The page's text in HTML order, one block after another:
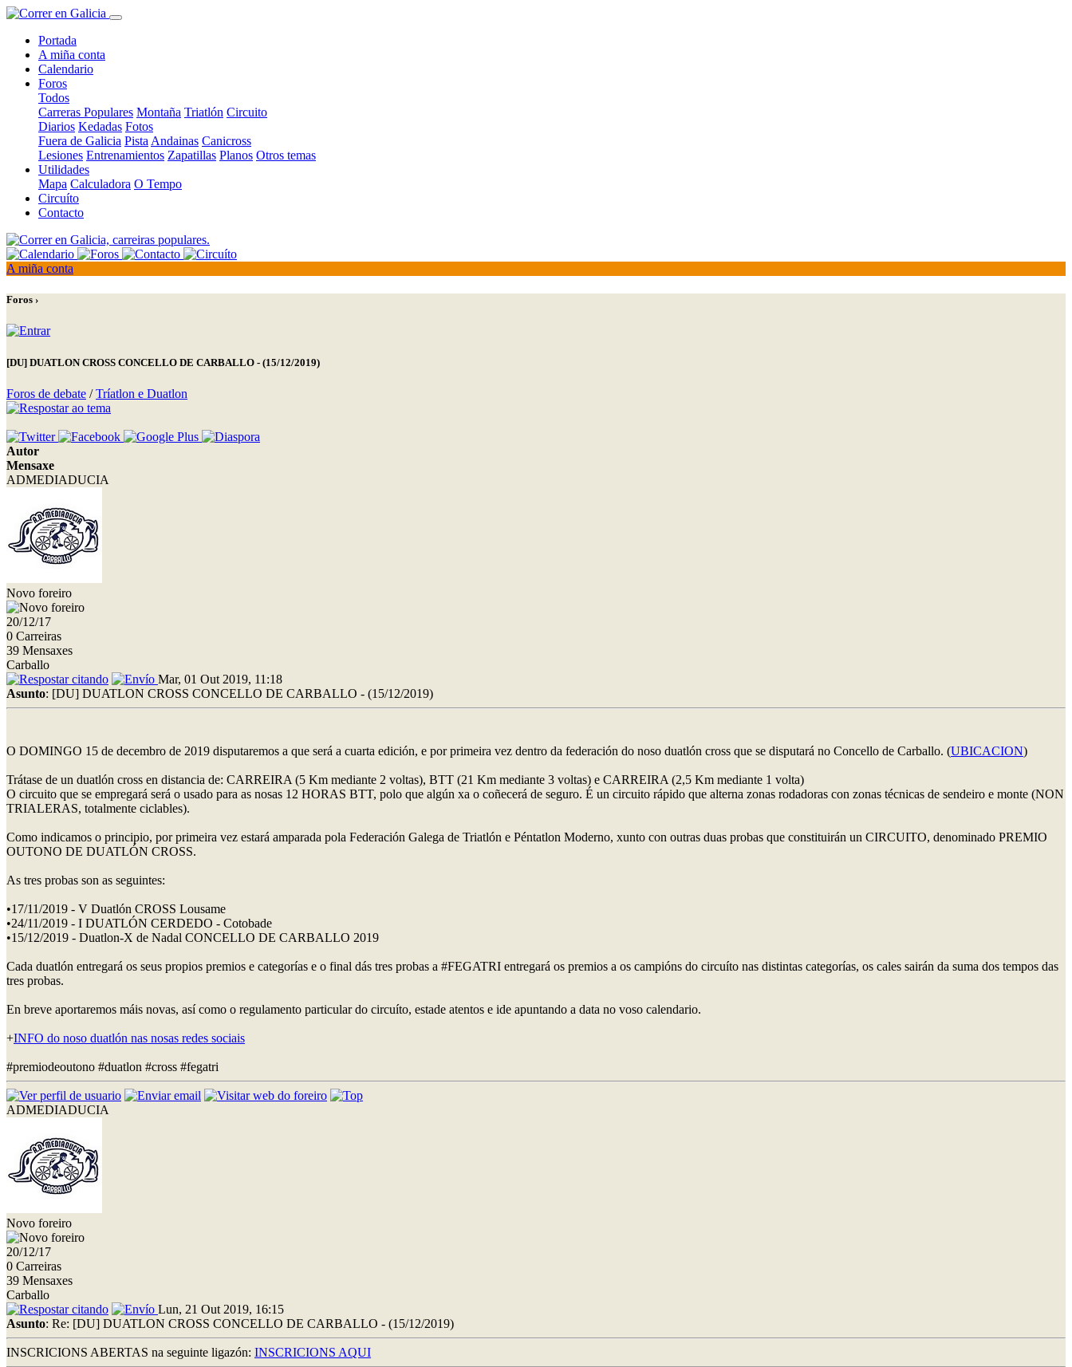
Portada
A miña conta
Calendario
Foros
Todos
Carreras Populares Montaña Triatlón Circuito
Diarios Kedadas Fotos
Fuera de Galicia Pista Andainas Canicross
Lesiones Entrenamientos Zapatillas Planos Otros temas
Utilidades
Mapa Calculadora O Tempo
Circuíto
Contacto
A miña conta
Foros ›
[DU] DUATLON CROSS CONCELLO DE CARBALLO - (15/12/2019)
Foros de debate /Tríatlon e Duatlon
Autor
Mensaxe
ADMEDIADUCIA
Novo foreiro
20/12/17
0 Carreiras
39 Mensaxes
Carballo
Mar, 01 Out 2019, 11:18
Asunto: [DU] DUATLON CROSS CONCELLO DE CARBALLO - (15/12/2019)
O DOMINGO 15 de decembro de 2019 disputaremos a que será a cuarta edición, e por primeira vez dentro da federación do noso duatlón cross que se disputará no Concello de Carballo. (UBICACION)
Trátase de un duatlón cross en distancia de: CARREIRA (5 Km mediante 2 voltas), BTT (21 Km mediante 3 voltas) e CARREIRA (2,5 Km mediante 1 volta)
O circuito que se empregará será o usado para as nosas 12 HORAS BTT, polo que algún xa o coñecerá de seguro. É un circuito rápido que alterna zonas rodadoras con zonas técnicas de sendeiro e monte (NON
TRIALERAS, totalmente ciclables).
Como indicamos o principio, por primeira vez estará amparada pola Federación Galega de Triatlón e Péntatlon Moderno, xunto con outras duas probas que constituirán un CIRCUITO, denominado PREMIO
OUTONO DE DUATLÓN CROSS.
As tres probas son as seguintes:
•17/11/2019 - V Duatlón CROSS Lousame
•24/11/2019 - I DUATLÓN CERDEDO - Cotobade
•15/12/2019 - Duatlon-X de Nadal CONCELLO DE CARBALLO 2019
Cada duatlón entregará os seus propios premios e categorías e o final dás tres probas a #FEGATRI entregará os premios a os campións do circuíto nas distintas categorías, os cales sairán da suma dos tempos das
tres probas.
En breve aportaremos máis novas, así como o regulamento particular do circuíto, estade atentos e ide apuntando a data no voso calendario.
+INFO do noso duatlón nas nosas redes sociais
#premiodeoutono #duatlon #cross #fegatri
ADMEDIADUCIA
Novo foreiro
20/12/17
0 Carreiras
39 Mensaxes
Carballo
Lun, 21 Out 2019, 16:15
Asunto: Re: [DU] DUATLON CROSS CONCELLO DE CARBALLO - (15/12/2019)
INSCRICIONS ABERTAS na seguinte ligazón: INSCRICIONS AQUI